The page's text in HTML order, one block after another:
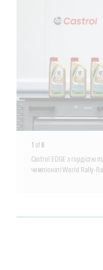
1 of 6
Castrol EDGE з гордістю
чемпіонаті World Rally-